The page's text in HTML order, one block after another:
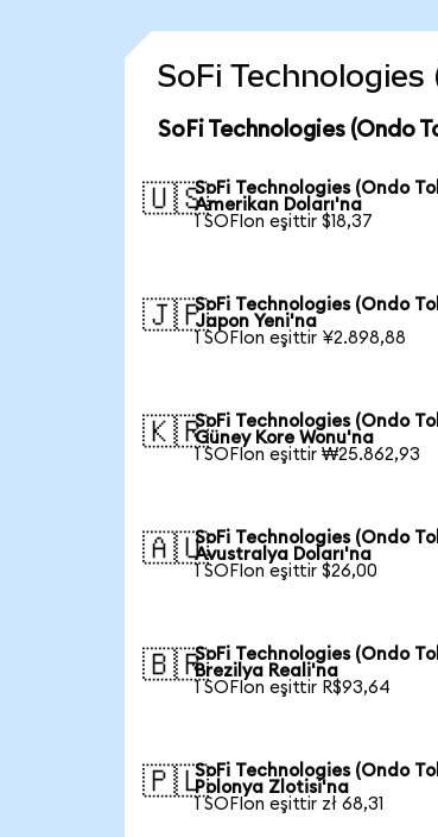
SoFi
SoFi Technologies (Ondo
🇺🇸SoFi Technologies (Ondo
Amerikan Doları'na
1 SOFIon eşittir $18,37
🇯🇵SoFi Technologies (Ondo
Japon Yeni'na
1 SOFIon eşittir ¥2.898,88
🇰🇷SoFi Technologies (Ondo
Güney Kore Wonu'na
1 SOFIon eşittir ₩25.862,93
🇦🇺SoFi Technologies (Ondo
Avustralya Doları'na
1 SOFIon eşittir $26,00
🇧🇷SoFi Technologies (Ondo
Brezilya Reali'na
1 SOFIon eşittir R$93,64
🇵🇱SoFi Technologies (Ondo
Polonya Zlotisi'na
1 SOFIon eşittir zł 68,31